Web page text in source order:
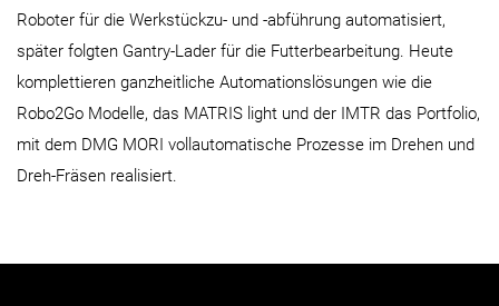
Roboter für die Werkstückzu- und -abführung automatisiert,
später folgten Gantry-Lader für die Futterbearbeitung. Heute
komplettieren ganzheitliche Automationslösungen wie die
Robo2Go Modelle, das MATRIS light und der IMTR das Portfolio,
mit dem DMG MORI vollautomatische Prozesse im Drehen und
Dreh-Fräsen realisiert.